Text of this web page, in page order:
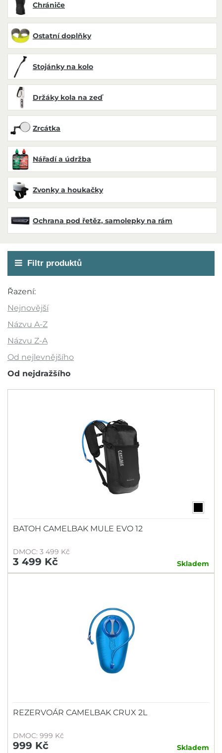
Chrániče
Ostatní doplňky
Stojánky na kolo
Držáky kola na zeď
Zrcátka
Nářadí a údržba
Zvonky a houkačky
Ochrana pod řetěz, samolepky na rám
Filtr produktů
Cena
279 Kč
Akce
Novinka
Výprodej
BLACKBURN
BRUNOX
CAMELBAK
CRANKBROTHERS
GIANT
JOE´S NO FLATS
Řazení:
Nejnovější
Názvu A-Z
Názvu Z-A
Od nejlevnějšího
Od nejdražšího
BATOH CAMELBAK MULE EVO 12
DMOC: 3 499 Kč
3 499 Kč Skladem
REZERVOÁR CAMELBAK CRUX 2L
DMOC: 999 Kč
999 Kč Skladem